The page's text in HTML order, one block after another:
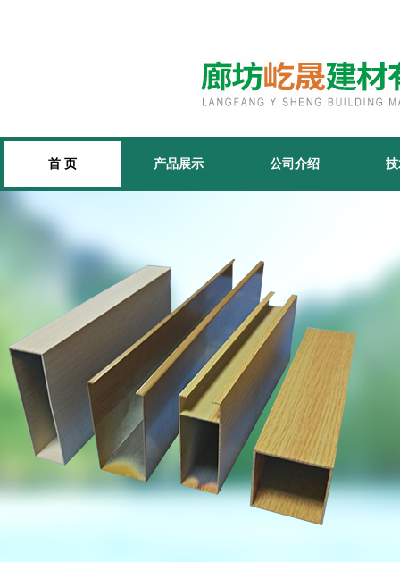
首 页 产品展示 公司介绍